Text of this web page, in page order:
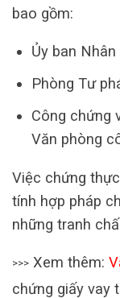
bao gồm:
Ủy ban
Phòng Tư
Công chứng
Văn phòng
Việc chứng
tính hợp pháp
những tranh
>>> Xem thêm:
chứng giấy vay